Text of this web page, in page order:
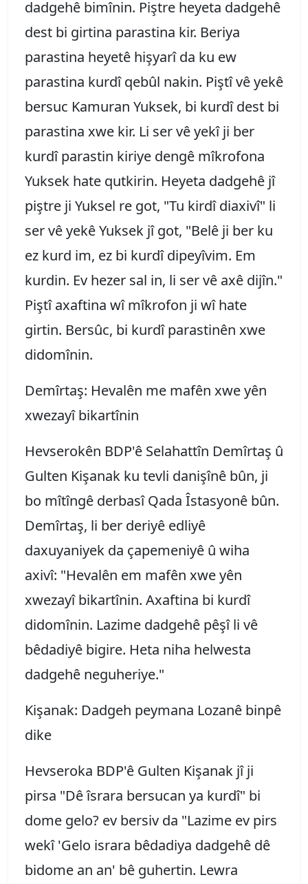
dadgehê bimînin. Piştre heyeta dadgehê
dest bi girtina parastina kir. Beriya
parastina heyetê hişyarî da ku ew
parastina kurdî qebûl nakin. Piştî vê yekê
bersuc Kamuran Yuksek, bi kurdî dest bi
parastina xwe kir. Li ser vê yekî ji ber
kurdî parastin kiriye dengê mîkrofona
Yuksek hate qutkirin. Heyeta dadgehê jî
piştre ji Yuksel re got, "Tu kirdî diaxivî" li
ser vê yekê Yuksek jî got, "Belê ji ber ku
ez kurd im, ez bi kurdî dipeyîvim. Em
kurdin. Ev hezer sal in, li ser vê axê dijîn."
Piştî axaftina wî mîkrofon ji wî hate
girtin. Bersûc, bi kurdî parastinên xwe
didomînin.
Demîrtaş: Hevalên me mafên xwe yên
xwezayî bikartînin
Hevserokên BDP'ê Selahattîn Demîrtaş û
Gulten Kişanak ku tevli danişînê bûn, ji
bo mîtîngê derbasî Qada Îstasyonê bûn.
Demîrtaş, li ber deriyê edliyê
daxuyaniyek da çapemeniyê û wiha
axivî: "Hevalên em mafên xwe yên
xwezayî bikartînin. Axaftina bi kurdî
didomînin. Lazime dadgehê pêşî li vê
bêdadiyê bigire. Heta niha helwesta
dadgehê neguheriye."
Kişanak: Dadgeh peymana Lozanê binpê
dike
Hevseroka BDP'ê Gulten Kişanak jî ji
pirsa "Dê îsrara bersucan ya kurdî" bi
dome gelo? ev bersiv da "Lazime ev pirs
wekî 'Gelo israra bêdadiya dadgehê dê
bidome an an' bê guhertin. Lewra